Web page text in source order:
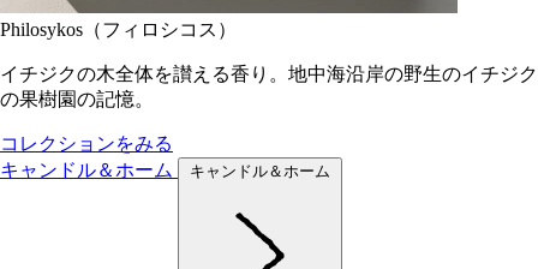
Philosykos（フィロシコス）
イチジクの木全体を讃える香り。地中海沿岸の野生のイチジク
の果樹園の記憶。
コレクションをみる
キャンドル＆ホーム
キャンドル＆ホーム